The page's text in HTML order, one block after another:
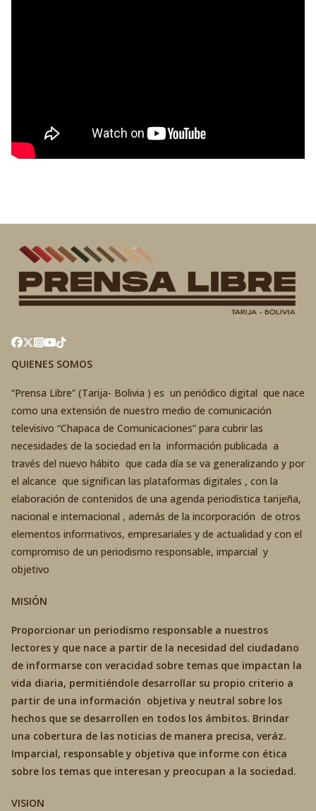
QUIENES SOMOS
“Prensa Libre” (Tarija- Bolivia ) es un periódico digital que nace
como una extensión de nuestro medio de comunicación
televisivo “Chapaca de Comunicaciones” para cubrir las
necesidades de la sociedad en la información publicada a
través del nuevo hábito que cada día se va generalizando y por
el alcance que significan las plataformas digitales , con la
elaboración de contenidos de una agenda periodística tarijeña,
nacional e internacional , además de la incorporación de otros
elementos informativos, empresariales y de actualidad y con el
compromiso de un periodismo responsable, imparcial y
objetivo
MISIÓN
Proporcionar un periodismo responsable a nuestros
lectores y que nace a partir de la necesidad del ciudadano
de informarse con veracidad sobre temas que impactan la
vida diaria, permitiéndole desarrollar su propio criterio a
partir de una información objetiva y neutral sobre los
hechos que se desarrollen en todos los ámbitos. Brindar
una cobertura de las noticias de manera precisa, veráz.
Imparcial, responsable y objetiva que informe con ética
sobre los temas que interesan y preocupan a la sociedad.
VISION